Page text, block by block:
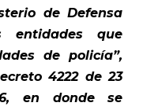
de Defensa
entidades que
de policía”,
4222 de 23
en donde se